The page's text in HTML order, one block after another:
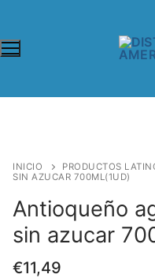
INICIO PRODUCTOS
SIN AZUCAR 700ML(1UD)
Antioqueño
sin azucar
€11,49